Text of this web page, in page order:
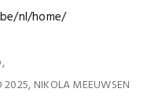
nl/home/
,
2025, NIKOLA MEEUWSEN